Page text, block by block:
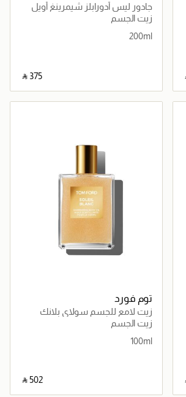
جادور ليس أدورابلز شيمرينغ أويل
زيت الجسم
200ml
‎ ⃁ ⁦375⁩ ‎
جاري تحميل التفاصيل
توم فورد
زيت لامع للجسم سولاي بلانك
100مل
زيت الجسم
100ml
‎ ⃁ ⁦502⁩ ‎